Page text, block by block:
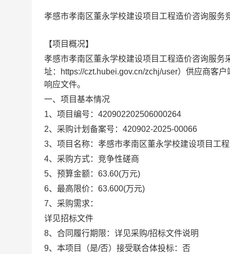
孝感市孝南区董永学校建设项目工程造价咨询服务
【项目概况】
孝感市孝南区董永学校建设项目工程造价咨询服务
址：https://czt.hubei.gov.cn/zchj/user）供应商客户
响应文件。
一、项目基本情况
1、项目编号： 420902202506000264
2、采购计划备案号： 420902-2025-00066
3、项目名称： 孝感市孝南区董永学校建设项目工
4、采购方式： 竞争性磋商
5、预算金额： 63.60(万元)
6、最高限价： 63.600(万元)
7、采购需求：
详见招标文件
8、合同履行期限： 详见采购/招标文件说明
9、本项目（是/否）接受联合体投标： 否